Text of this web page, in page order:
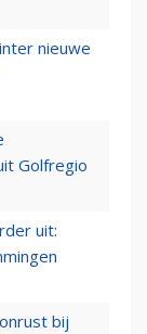
nieuwe
Golfregio
uit:
bij